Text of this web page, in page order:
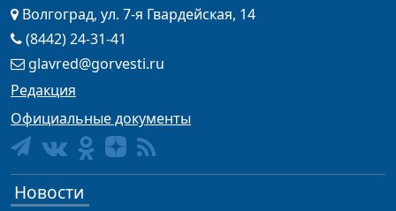
Волгоград, ул. 7-я Гвардейская, 14
(8442) 24-31-41
glavred@gorvesti.ru
Редакция
Официальные документы
Новости